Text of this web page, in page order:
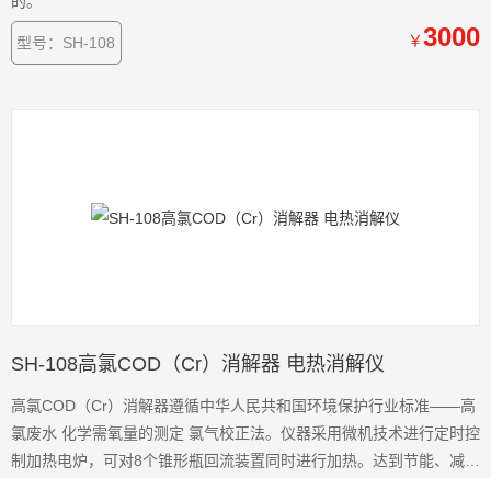
型号：SH-108 ￥3000
SH-108高氯COD（Cr）消解器 电热消解仪
高氯COD（Cr）消解器遵循中华人民共和国环境保护行业标准——高
氯废水 化学需氧量的测定 氯气校正法。仪器采用微机技术进行定时控
制加热电炉，可对8个锥形瓶回流装置同时进行加热。达到节能、减低